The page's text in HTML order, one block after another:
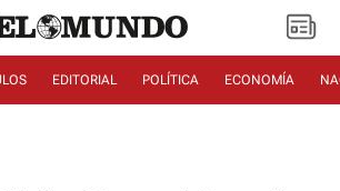
EDITORIAL POLÍTICA ECONOMÍA